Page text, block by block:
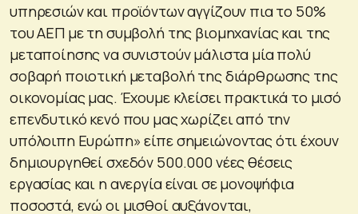
υπηρεσιών και προϊόντων αγγίζουν πια το 50%
του ΑΕΠ με τη συμβολή της βιομηχανίας και της
μεταποίησης να συνιστούν μάλιστα μία πολύ
σοβαρή ποιοτική μεταβολή της διάρθρωσης της
οικονομίας μας. Έχουμε κλείσει πρακτικά το μισό
επενδυτικό κενό που μας χωρίζει από την
υπόλοιπη Ευρώπη» είπε σημειώνοντας ότι έχουν
δημιουργηθεί σχεδόν 500.000 νέες θέσεις
εργασίας και η ανεργία είναι σε μονοψήφια
ποσοστά, ενώ οι μισθοί αυξάνονται,